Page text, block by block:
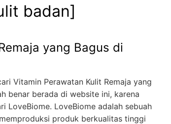
badan]
yang Bagus di
Vitamin Perawatan Kulit Remaja yang
benar berada di website ini, karena
LoveBiome. LoveBiome adalah sebuah
produk berkualitas tinggi